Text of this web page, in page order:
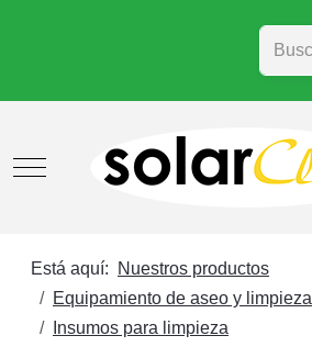
Buscar
Mobile Menu Toggle
Está aquí:
Nuestros productos
Equipamiento de aseo y limpieza
Insumos para limpieza